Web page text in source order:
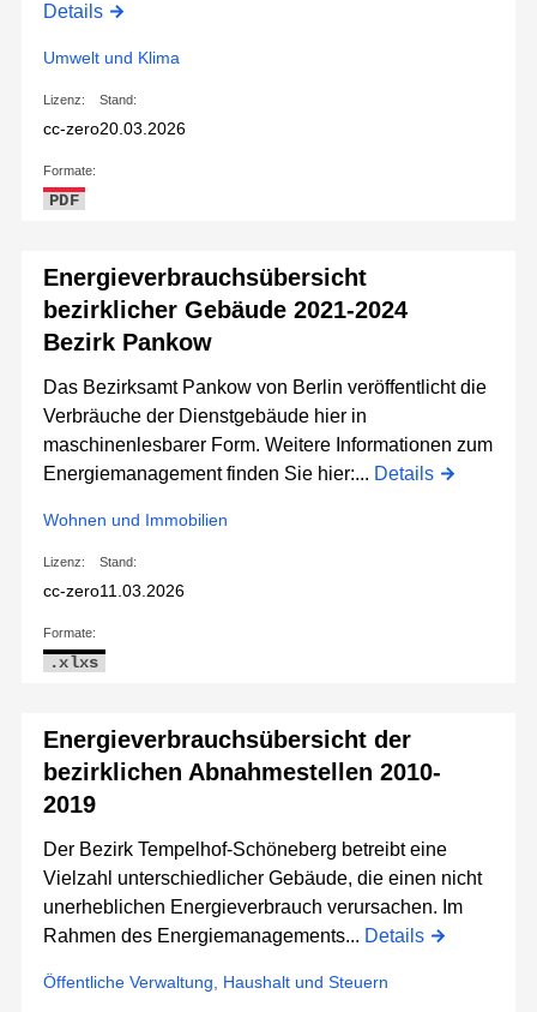
Details
Umwelt und Klima
Lizenz:
cc-zero
Stand:
20.03.2026
Formate:
PDF
Energieverbrauchsübersicht
bezirklicher Gebäude 2021-2024
Bezirk Pankow
Das Bezirksamt Pankow von Berlin veröffentlicht die
Verbräuche der Dienstgebäude hier in
maschinenlesbarer Form. Weitere Informationen zum
Energiemanagement finden Sie hier:... Details
Wohnen und Immobilien
Lizenz:
cc-zero
Stand:
11.03.2026
Formate:
.xlxs
Energieverbrauchsübersicht der
bezirklichen Abnahmestellen 2010-
2019
Der Bezirk Tempelhof-Schöneberg betreibt eine
Vielzahl unterschiedlicher Gebäude, die einen nicht
unerheblichen Energieverbrauch verursachen. Im
Rahmen des Energiemanagements... Details
Öffentliche Verwaltung, Haushalt und Steuern